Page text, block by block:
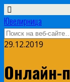
Ювелирница
29.12.2019
Онлайн-